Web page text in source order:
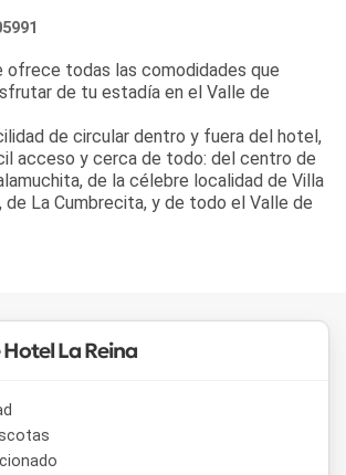
ofrece todas las comodidades que
de tu estadía en el Valle de
de circular dentro y fuera del hotel,
acceso y cerca de todo: del centro de
de la célebre localidad de Villa
de La Cumbrecita, y de todo el Valle de
La Reina